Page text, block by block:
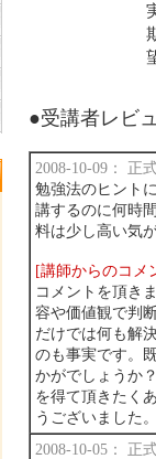
●受講者レビ
2008-10-09： 正
勉強法のヒント
講するのに何時
料は少し高い気
[講師からのコメ
コメントを頂き
容や価値観で判
だけでは何も解
のも事実です。
かがでしょうか
を得て頂きたく
うございました
2008-10-05： 正